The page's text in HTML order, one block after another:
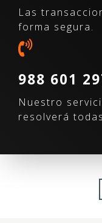
Las
forma segura.
988 601
Nuestro
resolverá